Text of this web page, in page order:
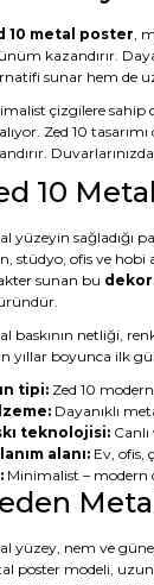
10 metal poster,
kazandırır.
sunar hem de
çizgilere sahip
Zed 10
10
yüzeyin sağladığı
stüdyo, ofis ve hobi
sunan bu
baskının netliği,
yıllar boyunca ilk
tipi:Zed 10
Dayanıklı
teknolojisi:Canlı
alanı:Ev, ofis,
Minimalist – modern
yüzey, nem ve
poster modeli, uzun